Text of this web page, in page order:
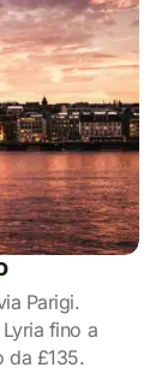
Parigi.
fino a
da £135.